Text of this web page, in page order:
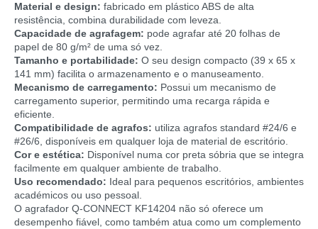
Material e design: fabricado em plástico ABS de alta
resistência, combina durabilidade com leveza.
Capacidade de agrafagem: pode agrafar até 20 folhas de
papel de 80 g/m² de uma só vez.
Tamanho e portabilidade: O seu design compacto (39 x 65 x
141 mm) facilita o armazenamento e o manuseamento.
Mecanismo de carregamento: Possui um mecanismo de
carregamento superior, permitindo uma recarga rápida e
eficiente.
Compatibilidade de agrafos: utiliza agrafos standard #24/6 e
#26/6, disponíveis em qualquer loja de material de escritório.
Cor e estética: Disponível numa cor preta sóbria que se integra
facilmente em qualquer ambiente de trabalho.
Uso recomendado: Ideal para pequenos escritórios, ambientes
académicos ou uso pessoal.
O agrafador Q-CONNECT KF14204 não só oferece um
desempenho fiável, como também atua como um complemento